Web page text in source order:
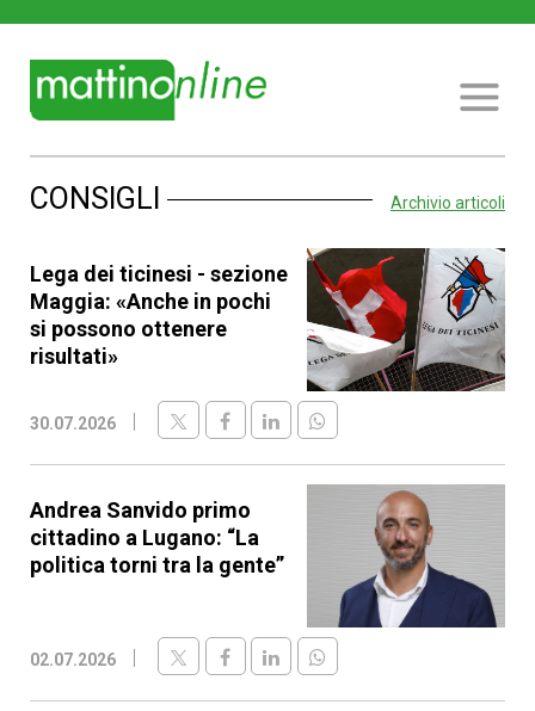
CONSIGLI Archivio articoli
Lega dei ticinesi - sezione
Maggia: «Anche in pochi
si possono ottenere
risultati»
30.07.2026
Andrea Sanvido primo
cittadino a Lugano: “La
politica torni tra la gente”
02.07.2026